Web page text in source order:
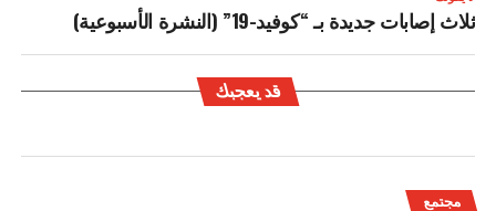
ثلاث إصابات جديدة بـ “كوفيد-19” (النشرة الأسبوعية)
قد يعجبك
مجتمع